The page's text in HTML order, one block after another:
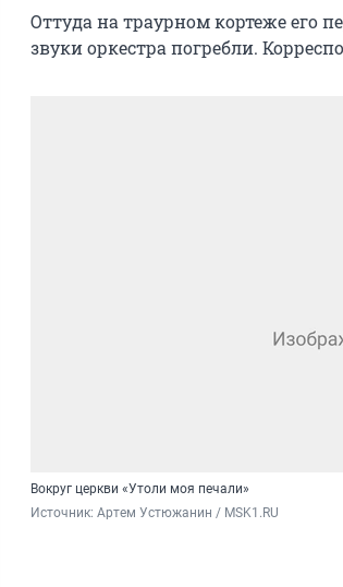
Оттуда на траурном кортеже его
звуки оркестра погребли.
Вокруг церкви «Утоли моя печали»
Источник: Артем Устюжанин / MSK1.RU